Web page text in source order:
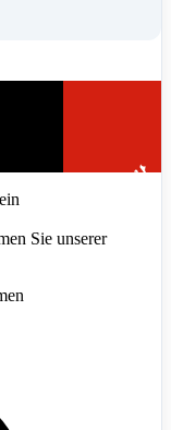
Sie unserer